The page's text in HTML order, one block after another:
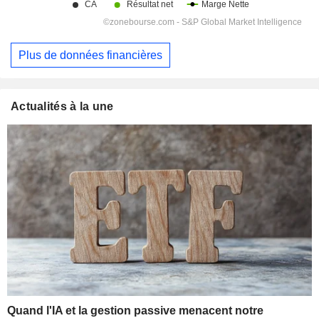
Plus de données financières
Actualités à la une
Quand l'IA et la gestion passive menacent notre